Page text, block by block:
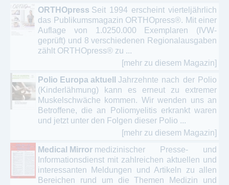
ORTHOpress Seit 1994 erscheint vierteljährlich
das Publikumsmagazin ORTHOpress®. Mit einer
Auflage von 1.0250.000 Exemplaren (IVW-
geprüft) und 8 verschiedenen Regionalausgaben
zählt ORTHOpress® zu ...
[mehr zu diesem Magazin]
Polio Europa aktuell
Jahrzehnte nach der Polio
(Kinderlähmung) kann es erneut zu extremer
Muskelschwäche kommen. Wir wenden uns an
Betroffene, die an Poliomyelitis erkrankt waren
und jetzt unter den Folgen dieser Polio ...
[mehr zu diesem Magazin]
Medical Mirror medizinischer Presse- und
Informationsdienst mit zahlreichen aktuellen und
interessanten Meldungen und Artikeln zu allen
Bereichen rund um die Themen Medizin und